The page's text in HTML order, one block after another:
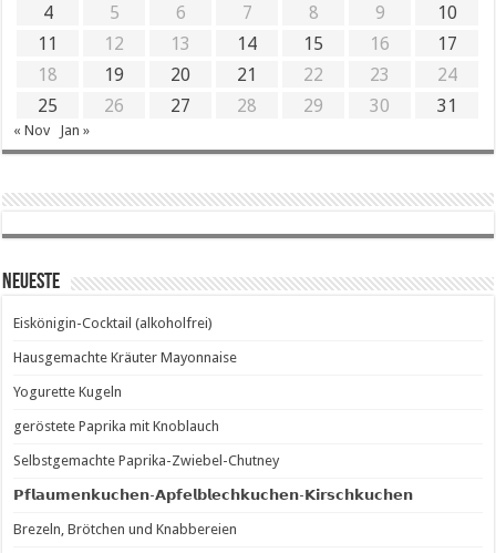
4
5 6 7 8 9
10
11
12 13 14 15 16
17
18
19 20 21 22 23
24
25
26 27 28 29 30 31
« Nov Jan »
Neueste
Eiskönigin-Cocktail (alkoholfrei)
Hausgemachte Kräuter Mayonnaise
Yogurette Kugeln
geröstete Paprika mit Knoblauch
Selbstgemachte Paprika-Zwiebel-Chutney
𝗣𝗳𝗹𝗮𝘂𝗺𝗲𝗻𝗸𝘂𝗰𝗵𝗲𝗻-𝗔𝗽𝗳𝗲𝗹𝗯𝗹𝗲𝗰𝗵𝗸𝘂𝗰𝗵𝗲𝗻-𝗞𝗶𝗿𝘀𝗰𝗵𝗸𝘂𝗰𝗵𝗲𝗻
Brezeln, Brötchen und Knabbereien